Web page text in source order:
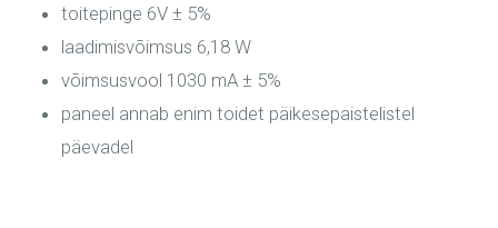
toitepinge 6V ± 5%
laadimisvõimsus 6,18 W
võimsusvool 1030 mA ± 5%
paneel annab enim toidet päikesepaistelistel
päevadel